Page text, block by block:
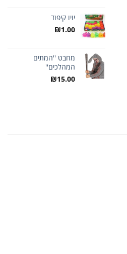
יויו קיפוד
₪1.00
מחבט ''המתים
המהלכים''
₪15.00